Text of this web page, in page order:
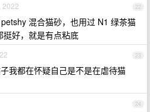
22
2022
混合猫砂，也用过 N1 绿茶猫
好，就是有点粘底
23
我都在怀疑自己是不是在虐待猫
24